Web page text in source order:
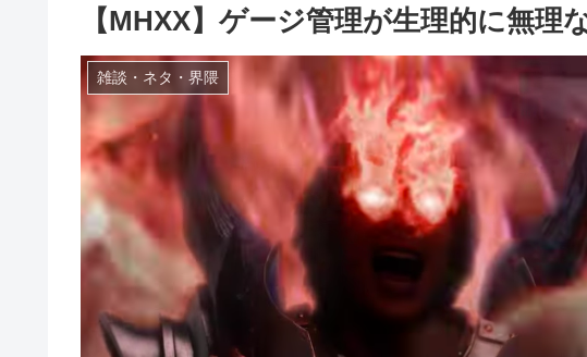
【MHXX】ゲージ管理が生理的に無
雑談・ネタ・界隈